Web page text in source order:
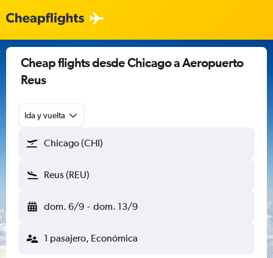
Cheap flights desde Chicago a Aeropuerto
Reus
Ida y vuelta
Chicago (CHI)
Reus (REU)
dom. 6/9 - dom. 13/9
1 pasajero, Económica